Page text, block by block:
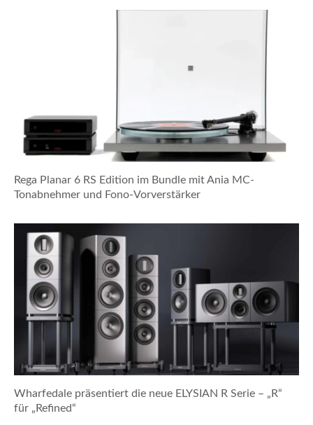
Rega Planar 6 RS Edition im Bundle mit Ania MC-
Tonabnehmer und Fono-Vorverstärker
Wharfedale präsentiert die neue ELYSIAN R Serie – „R“
für „Refined“